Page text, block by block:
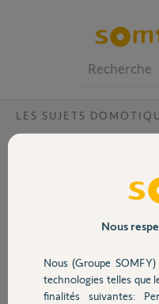
Volet
Sécurité
LES SUJETS
Erreur de mail
En rentrant l’adresse mail
Le pin 1211-8003-5101
bonne adresse mail
Nous
Nous (Groupe
technologies telles que
finalités suivantes: